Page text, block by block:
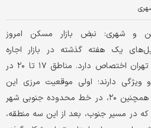
و شهری: نبض بازار مسکن امروز
یک هفته گذشته در بازار اجاره
آپارتمان در چهار منطقه جنوبی تهران اختصاص دارد. مناطق ۱۷ تا ۲۰ در
دارند؛ اولی موقعیت مرزی این
مناطق است. مناطق ۱۸ و ۱۹ و همچنین ۲۰، در خط محدوده جنوبی شهر
که در مسیر جنوب، بعد از این سه منطقه،